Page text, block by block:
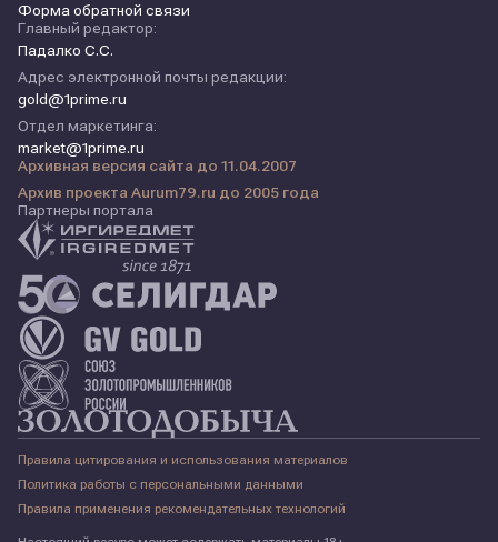
Форма обратной связи
Главный редактор:
Падалко С.С.
Адрес электронной почты редакции:
gold@1prime.ru
Отдел маркетинга:
market@1prime.ru
Архивная версия сайта до 11.04.2007
Архив проекта Aurum79.ru до 2005 года
Партнеры портала
Правила цитирования и использования материалов
Политика работы с персональными данными
Правила применения рекомендательных технологий